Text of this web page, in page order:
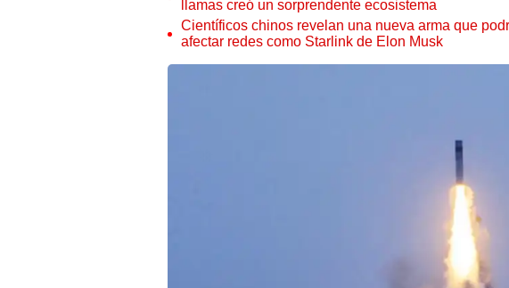
llamas creó un sorprendente ecosistema
Científicos chinos revelan una nueva arma que
afectar redes como Starlink de Elon Musk